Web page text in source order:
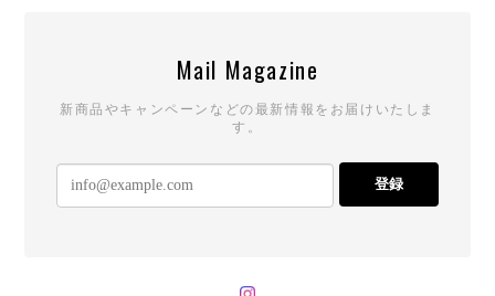
Mail Magazine
新商品やキャンペーンなどの最新情報をお届けいたしま
す。
登録